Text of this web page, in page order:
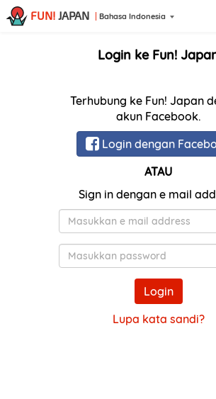
FUN! JAPAN Bahasa Indonesia
Login ke Fun!
Terhubung ke Fun! Japan
akun Facebook.
Login dengan
ATAU
Sign in dengan e mail
E-
Mail
Kata
Sandi
Login
Lupa kata sandi?